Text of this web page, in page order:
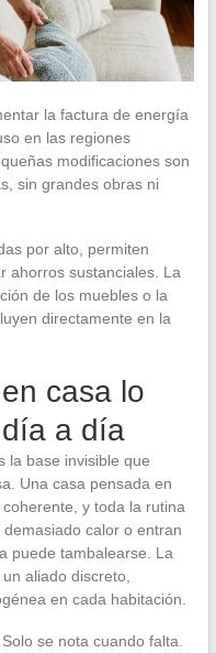
la factura de energía
en las regiones
modificaciones son
sin grandes obras ni
por alto, permiten
ahorros sustanciales. La
de los muebles o la
directamente en la
casa lo
a día
la base invisible que
Una casa pensada en
y toda la rutina
calor o entran
puede tambalearse. La
aliado discreto,
en cada habitación.
se nota cuando falta.